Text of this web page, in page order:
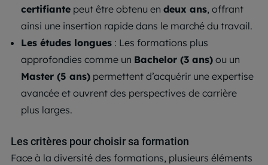
certifiante peut être obtenu en deux ans, offrant
ainsi une insertion rapide dans le marché du travail.
Les études longues : Les formations plus
approfondies comme un Bachelor (3 ans) ou un
Master (5 ans) permettent d’acquérir une expertise
avancée et ouvrent des perspectives de carrière
plus larges.
Les critères pour choisir sa formation
Face à la diversité des formations, plusieurs éléments